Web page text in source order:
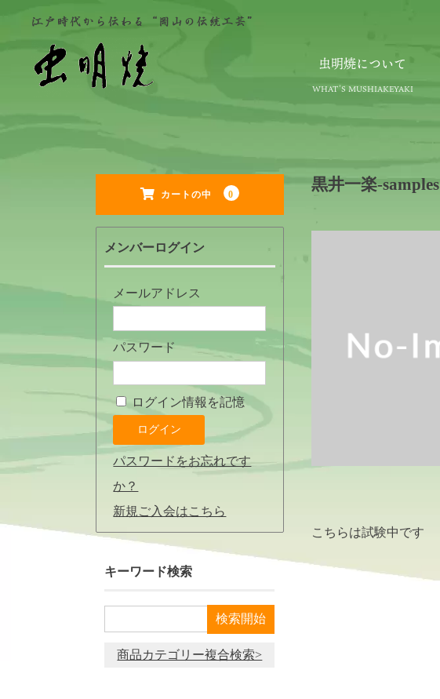
虫明焼について
黒井一楽-samples
こちらは試験中です
カートの中 0
メンバーログイン
メールアドレス
パスワード
ログイン情報を記憶
パスワードをお忘れです
か？
新規ご入会はこちら
キーワード検索
商品カテゴリー複合検索>